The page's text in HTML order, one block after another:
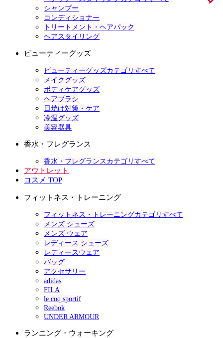
シャンプー
コンディショナー
トリートメント・ヘアパック
ヘアスタイリング
ビューティーグッズ
ビューティーグッズカテゴリすべて
メイクグッズ
ボディケアグッズ
ヘアブラシ
日焼け対策・ケア
冷温グッズ
美容器具
香水・フレグランス
香水・フレグランスカテゴリすべて
アウトレット
コスメ TOP
フィットネス・トレーニング
フィットネス・トレーニングカテゴリすべて
メンズ シューズ
メンズ ウェア
レディース シューズ
レディースウェア
バッグ
アクセサリー
adidas
FILA
le coq sportif
Reebok
UNDER ARMOUR
ランニング・ウォーキング